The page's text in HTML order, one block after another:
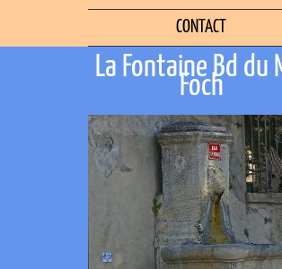
CONTACT
La Fontaine Bd du
Foch